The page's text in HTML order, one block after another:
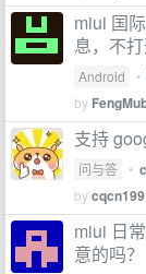
miui 国
息，不
Android •
by
支持
问与答 •
by
miui 日
意的吗？